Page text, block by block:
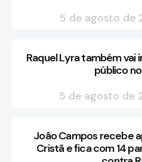
5 de agosto de
Raquel Lyra também vai
público
5 de agosto de
João Campos recebe
Cristã e fica com 14